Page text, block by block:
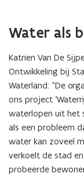
Water als
Katrien Van De
Ontwikkeling bij
Waterland: “De
ons project
waterlopen uit het
als een probleem
water kan zoveel
verkoelt de stad
probeerde